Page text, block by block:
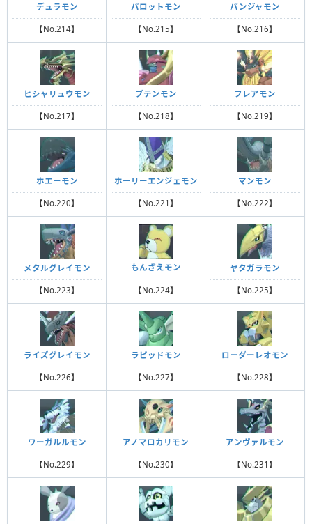
デュラモン
【No.214】
パロットモン
【No.215】
パンジャモン
【No.216】
ヒシャリュウモン
【No.217】
ブテンモン
【No.218】
フレアモン
【No.219】
ホエーモン
【No.220】
ホーリーエンジェモン
【No.221】
マンモン
【No.222】
メタルグレイモン
【No.223】
もんざえモン
【No.224】
ヤタガラモン
【No.225】
ライズグレイモン
【No.226】
ラピッドモン
【No.227】
ローダーレオモン
【No.228】
ワーガルルモン
【No.229】
アノマロカリモン
【No.230】
アンヴァルモン
【No.231】